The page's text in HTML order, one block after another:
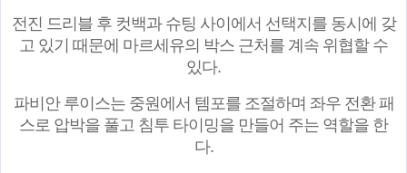
전진 드리블 후 컷백과 슈팅 사이에서 선택지를 동시에 갖
고 있기 때문에 마르세유의 박스 근처를 계속 위협할 수
있다.
파비안 루이스는 중원에서 템포를 조절하며 좌우 전환 패
스로 압박을 풀고 침투 타이밍을 만들어 주는 역할을 한
다.